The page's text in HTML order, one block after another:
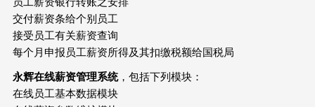
交付薪资条给个别员工
接受员工有关薪资查询
每个月申报员工薪资所得及其扣缴税额给国税局
永辉在线薪资管理系统，包括下列模块：
在线员工基本数据模块